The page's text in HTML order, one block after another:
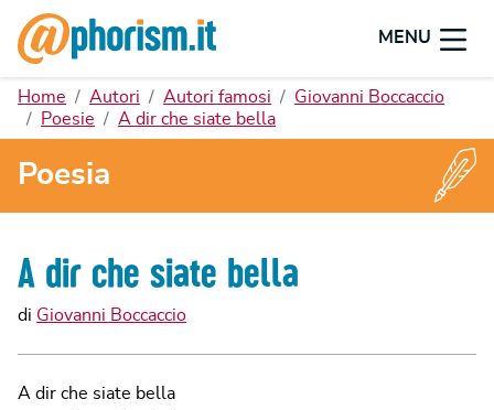
MENU
Home Autori Autori famosi
Giovanni Boccaccio
Poesie
A dir che siate bella
Poesia
A dir che siate bella
di Giovanni Boccaccio
A dir che siate bella